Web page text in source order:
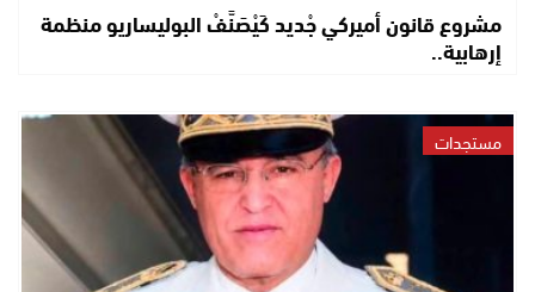
مشروع قانون أميركي جْديد كَيْصَنَّفْ البوليساريو منظمة
إرهابية..
مستجدات